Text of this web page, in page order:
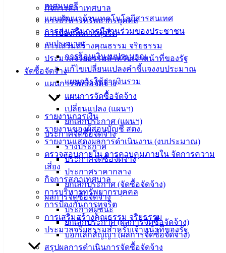
กิจการสภาเทศบาล
การบริหารทรัพยากรบุคคล
การป้องกันการทุจริต
การเสริมสร้างคุณธรรม จริยธรรม
ประมวลจริยธรรมสำหรับเจ้าหน้าที่ของรัฐ
จัดซื้อจัดจ้าง
แผนการจัดซื้อจัดจ้าง
แผนการจัดซื้อจัดจ้าง
เปลี่ยนแปลง (แผนฯ)
ยกเลิกประกาศ (แผนฯ)
ประกาศจัดซื้อจัดจ้าง
ร่างประกาศ
ประกาศจัดซื้อจัดจ้าง
ประกาศราคากลาง
ยกเลิกประกาศ (จัดซื้อจัดจ้าง)
ผลการจัดซื้อจัดจ้าง
ประกาศผู้ชนะ
ยกเลิกประกาศ (ผลการจัดซื้อจัดจ้าง)
บอกเลิกสัญญา (ผลการจัดซื้อจัดจ้าง)
สรุปผลการดำเนินการจัดซื้อจัดจ้าง
เทศมนตรี
แผนพัฒนาด้านเทคโนโลยีสารสนเทศ
การส่งเสริมการมีส่วนร่วมของประชาชน
งบประมาณ
การโอนเงินงบประมาณ
แก้ไขเปลี่ยนแปลงคำชี้แจงงบประมาณ
แผนการใช้จ่ายงินรวม
รายงานการเงิน
รายงานของผู้สอบบัญชี สตง.
รายงานแสดงผลการดำเนินงาน (งบประมาณ)
ตรวจสอบภายใน การควบคุมภายใน จัดการความ
เสี่ยง
กิจการสภาเทศบาล
การบริหารทรัพยากรบุคคล
การป้องกันการทุจริต
การเสริมสร้างคุณธรรม จริยธรรม
ประมวลจริยธรรมสำหรับเจ้าหน้าที่ของรัฐ
ข่าวสาร
น่ารู้
ศุนย์
ข้อมูล
ข่าวสาร
อิเล็กทรอนิกส์
(Knowledge
Management)
เทศบาล
สายตรง
นายก
ประวัติ
เทศบาล
ผู้บริหาร